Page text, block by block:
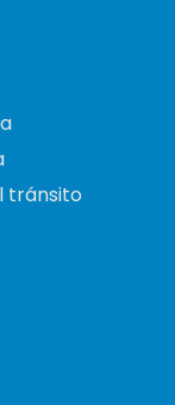
tránsito